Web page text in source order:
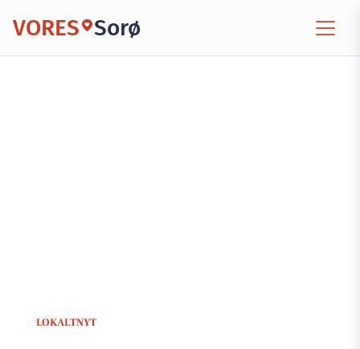
VORES Sorø
LOKALTNYT